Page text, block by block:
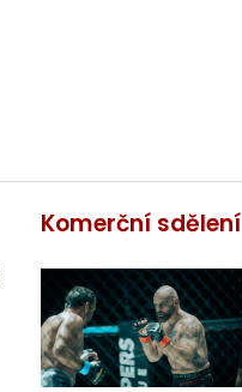
Komerční sdělení